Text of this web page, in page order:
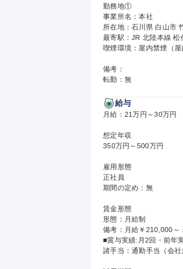
勤務地①
事業所名：本社
所在地：石川県 白山市
最寄駅：JR 北陸本線 松
喫煙環境：屋内禁煙（屋
備考：
転勤：無
給与
月給：21万円～30万円
想定年収
350万円～500万円
雇用形態
正社員
期間の定め：無
賃金形態
形態：月給制
備考：月給￥210,000～
■賞与実績:月2回・前年
諸手当：通勤手当（会